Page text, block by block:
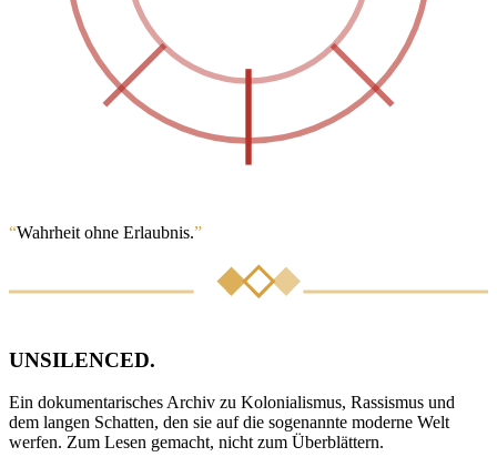
“Wahrheit ohne Erlaubnis.”
UNSILENCED.
Ein dokumentarisches Archiv zu Kolonialismus, Rassismus und
dem langen Schatten, den sie auf die sogenannte moderne Welt
werfen. Zum Lesen gemacht, nicht zum Überblättern.